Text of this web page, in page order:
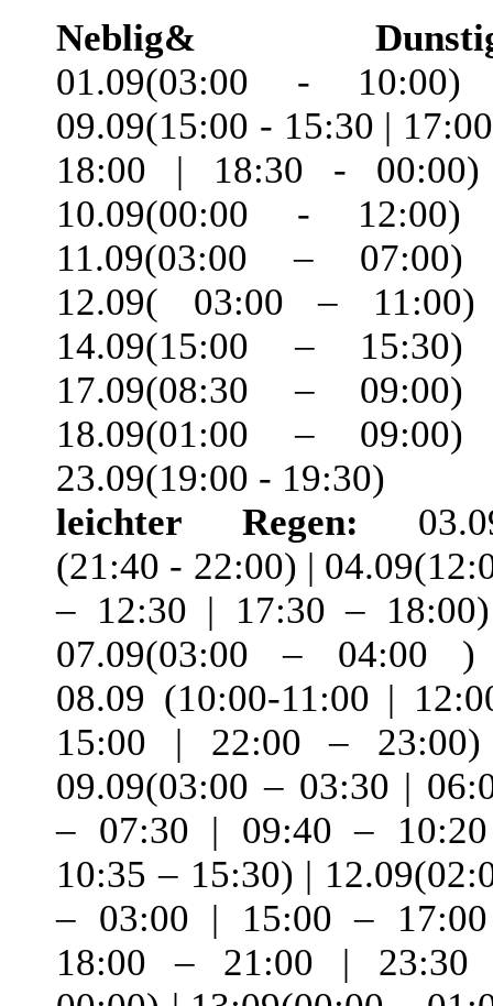
Neblig&
01.09(03:00 -
09.09(15:00 - 15:30 |
18:00 | 18:30 -
10.09(00:00 -
11.09(03:00 –
12.09( 03:00 –
14.09(15:00 –
17.09(08:30 –
18.09(01:00 –
23.09(19:00 - 19:30)
leichter Regen:
(21:40 - 22:00) |
– 12:30 | 17:30 –
07.09(03:00 – 04:00
08.09 (10:00-11:00 |
15:00 | 22:00 –
09.09(03:00 – 03:30 |
– 07:30 | 09:40 –
10:35 – 15:30) |
– 03:00 | 15:00 –
18:00 – 21:00 | 23:30